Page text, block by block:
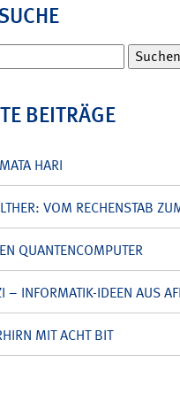
BEITRÄGE
HARI
VOM RECHENSTAB
QUANTENCOMPUTER
– INFORMATIK-IDEEN AUS
MIT ACHT BIT